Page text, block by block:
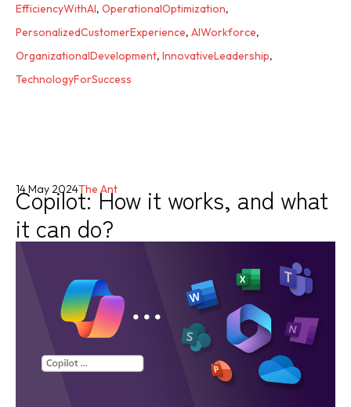
EfficiencyWithAI, OperationalOptimization,
PersonalizedCustomerExperience, AIWorkforce,
OrganizationalDevelopment, InnovativeLeadership,
TechnologyForSuccess
Copilot: How it works, and what
it can do?
14 May 2024The Ant